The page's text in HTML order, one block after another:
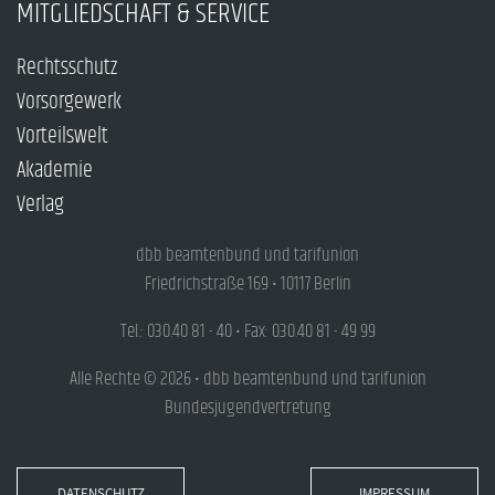
MITGLIEDSCHAFT & SERVICE
Rechtsschutz
Vorsorgewerk
Vorteilswelt
Akademie
Verlag
dbb beamtenbund und tarifunion
Friedrichstraße 169 • 10117 Berlin
Tel.: 030.40 81 - 40 • Fax: 030.40 81 - 49 99
Alle Rechte © 2026 • dbb beamtenbund und tarifunion
Bundesjugendvertretung